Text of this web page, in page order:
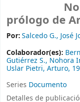
prólogo de
Por:Salcedo G., José
Colaborador(es):
Gutiérrez S., Nohora
Uslar Pietri, Arturo,
Series Documento
Detalles de